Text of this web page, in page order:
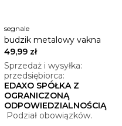
segnale
budzik metalowy vakna
49,99 zł
Sprzedaż i wysyłka:
przedsiębiorca:
EDAXO SPÓŁKA Z
OGRANICZONĄ
ODPOWIEDZIALNOŚCIĄ
Podział obowiązków.